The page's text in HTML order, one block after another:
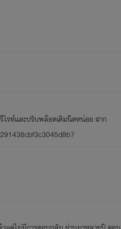
ไรท์และปรับพล๊อตเดิมนิดหน่อย ฝาก